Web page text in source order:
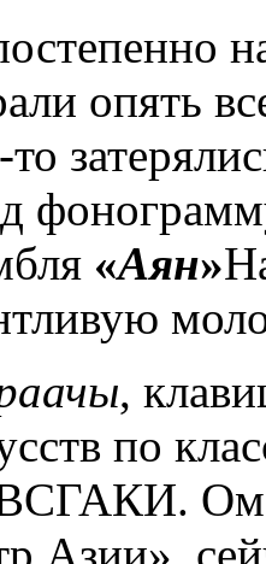
опять
«Аян»
,
по
Азии»,